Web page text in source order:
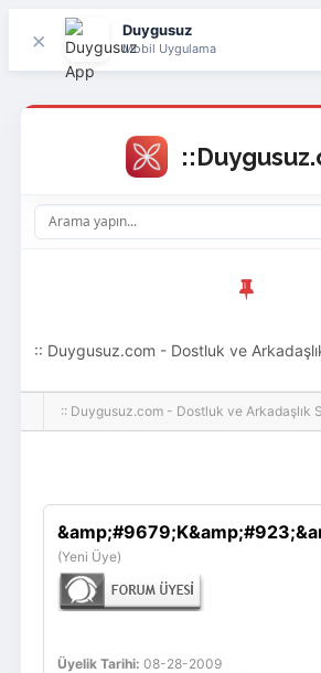
× Duygusuz
Mobil Uygulama
:: Duygusuz.com - Dostluk ve
hoş geldin ziyaretçi! Aramıza
:: Duygusuz.com - Dostluk ve Arkadaşlık
(Yeni Üye)
Üyelik Tarihi: 08-28-2009